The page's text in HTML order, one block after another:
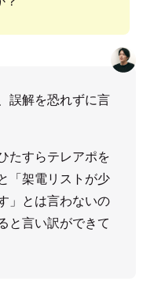
誤解を恐れずに言
たすらテレアポを
「架電リストが少
」とは言わないの
と言い訳ができて